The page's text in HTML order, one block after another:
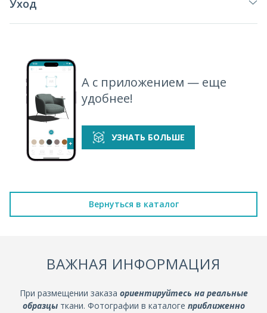
Уход
А с приложением — еще
удобнее!
УЗНАТЬ БОЛЬШЕ
Вернуться в каталог
ВАЖНАЯ ИНФОРМАЦИЯ
При размещении заказа ориентируйтесь на реальные
образцыткани. Фотографии в каталоге приближенно